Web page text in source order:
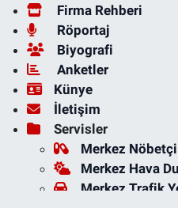
Firma Rehberi
Röportaj
Biyografi
Anketler
Künye
İletişim
Servisler
Merkez
Merkez Hava
Merkez Trafik